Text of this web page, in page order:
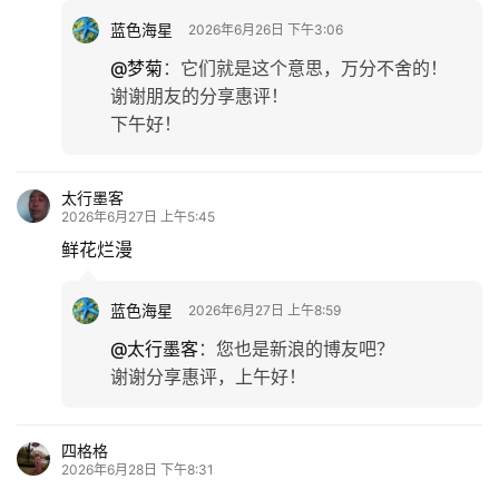
蓝色海星 2026年6月26日 下午3:06
@梦菊 ： 它们就是这个意思，万分不舍的！
谢谢朋友的分享惠评！
下午好！
太行墨客
2026年6月27日 上午5:45
鲜花烂漫
蓝色海星 2026年6月27日 上午8:59
@太行墨客： 您也是新浪的博友吧？
谢谢分享惠评，上午好！
四格格
2026年6月28日 下午8:31